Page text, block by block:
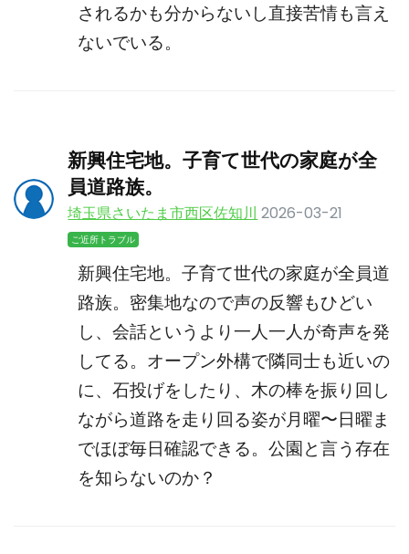
されるかも分からないし直接苦情も言え
ないでいる。
新興住宅地。子育て世代の家庭が全
員道路族。
埼玉県さいたま市西区佐知川 2026-03-21
ご近所トラブル
新興住宅地。子育て世代の家庭が全員道
路族。密集地なので声の反響もひどい
し、会話というより一人一人が奇声を発
してる。オープン外構で隣同士も近いの
に、石投げをしたり、木の棒を振り回し
ながら道路を走り回る姿が月曜〜日曜ま
でほぼ毎日確認できる。公園と言う存在
を知らないのか？